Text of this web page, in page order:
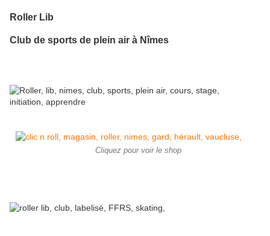
Roller Lib
Club de sports de plein air à Nîmes
Cliquez pour voir le shop